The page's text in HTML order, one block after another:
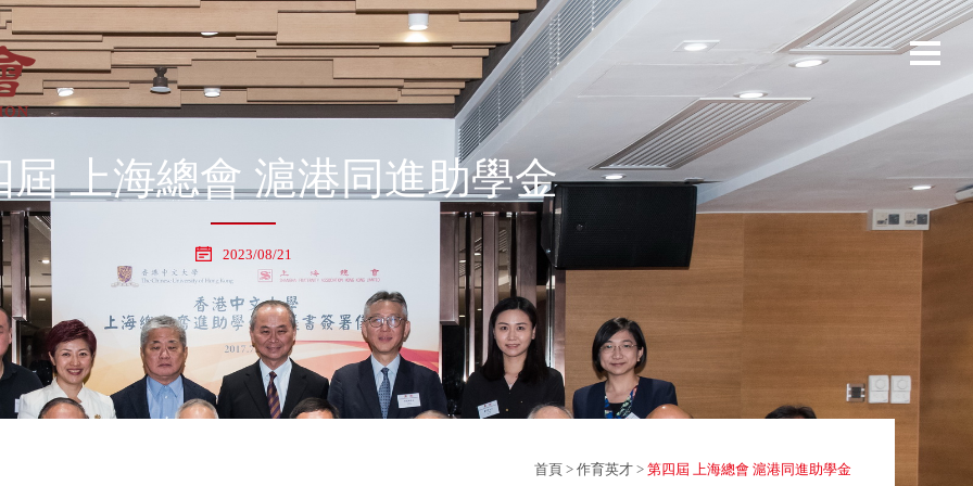
屆 上海總會 滬港同進助學金
2023/08/21
首頁 > 作育英才 > 第四屆 上海總會 滬港同進助學金